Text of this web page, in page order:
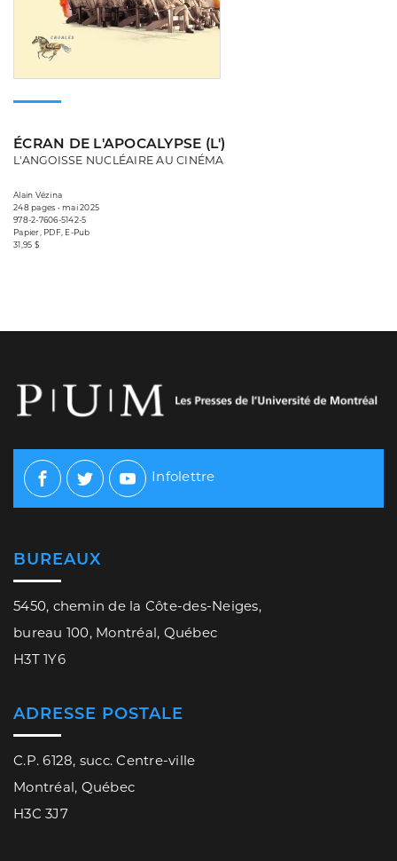
ÉCRAN DE L'APOCALYPSE (L')
L'ANGOISSE NUCLÉAIRE AU CINÉMA
Alain Vézina
248 pages • mai 2025
978-2-7606-5142-5
Papier, PDF, E-Pub
31,95 $
Facebook
TwitterYoutube
Infolettre
BUREAUX
5450, chemin de la Côte-des-Neiges,
bureau 100, Montréal, Québec
H3T 1Y6
ADRESSE POSTALE
C.P. 6128, succ. Centre-ville
Montréal, Québec
H3C 3J7